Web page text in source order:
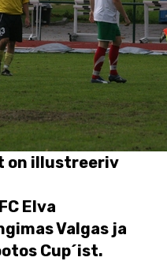
on illustreeriv
Elva
Valgas ja
Cup´ist.